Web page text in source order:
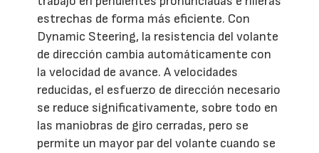
estrechas de forma más eficiente. Con
Dynamic Steering, la resistencia del volante
de dirección cambia automáticamente con
la velocidad de avance. A velocidades
reducidas, el esfuerzo de dirección necesario
se reduce significativamente, sobre todo en
las maniobras de giro cerradas, pero se
permite un mayor par del volante cuando se